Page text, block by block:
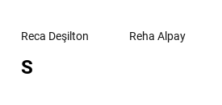
Reca Deşilton Reha Alpay
S